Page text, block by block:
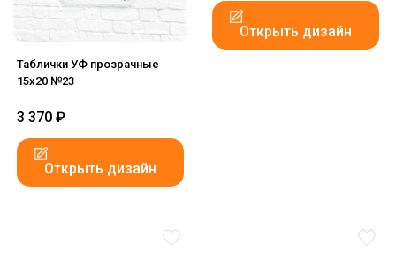
Таблички УФ прозрачные
15x20 №23
3 370 ₽
Открыть дизайн
Открыть дизайн